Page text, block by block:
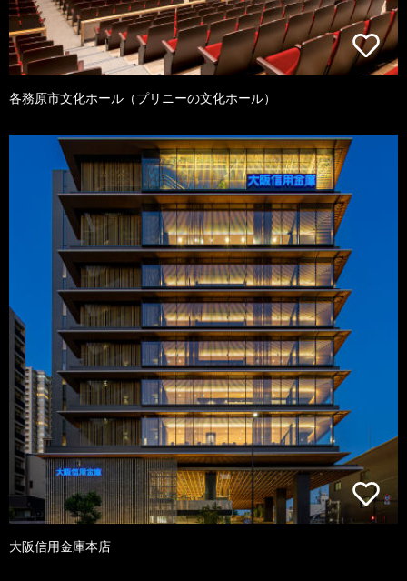
各務原市文化ホール（プリニーの文化ホール）
大阪信用金庫本店